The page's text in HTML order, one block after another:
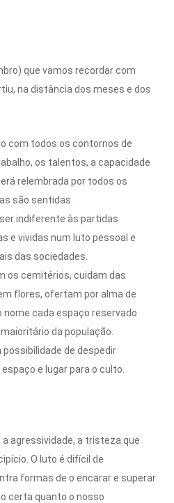
que vamos recordar com
na distância dos meses e dos
com todos os contornos de
os talentos, a capacidade
relembrada por todos os
são sentidas.
indiferente às partidas
e vividas num luto pessoal e
das sociedades.
os cemitérios, cuidam das
flores, ofertam por alma de
nome cada espaço reservado
da população.
de despedir
e lugar para o culto.
a agressividade, a tristeza que
O luto é difícil de
formas de o encarar e superar
certa quanto o nosso